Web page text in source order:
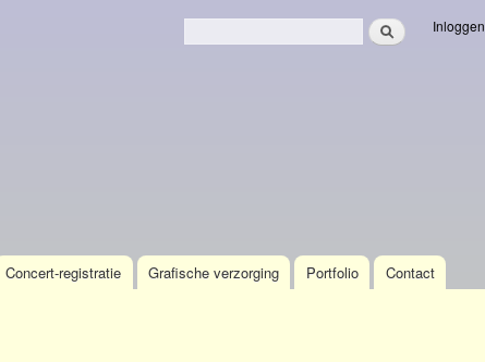
Zoekveld
Zoeken Inloggen
Concert-registratie Grafische verzorging Portfolio Contact